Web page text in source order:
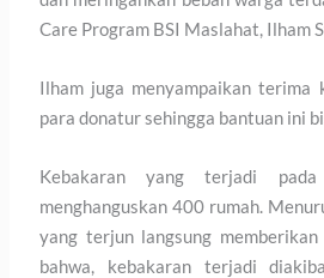
Care Program BSI Maslahat, Ilham
Ilham juga menyampaikan terima
para donatur sehingga bantuan ini
Kebakaran yang terjadi
menghanguskan 400 rumah.
yang terjun langsung
bahwa, kebakaran terjadi